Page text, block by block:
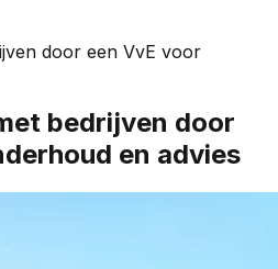
door een VvE voor
bedrijven door
en advies